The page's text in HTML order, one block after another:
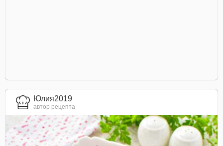
Юлия2019
автор рецепта